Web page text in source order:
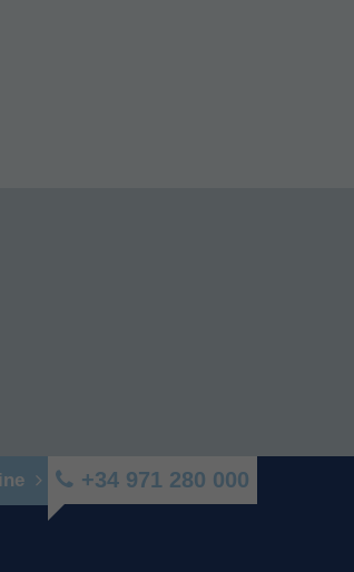
+34 971 280 000